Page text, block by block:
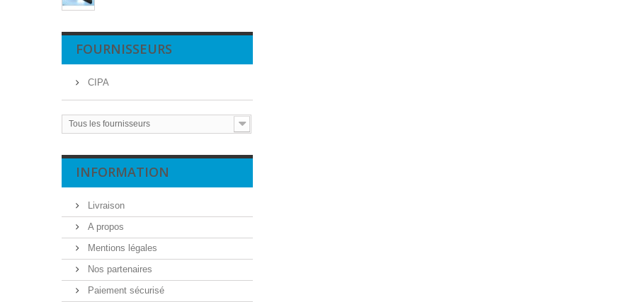
FOURNISSEURS
CIPA
Tous les fournisseurs
INFORMATION
Livraison
A propos
Mentions légales
Nos partenaires
Paiement sécurisé